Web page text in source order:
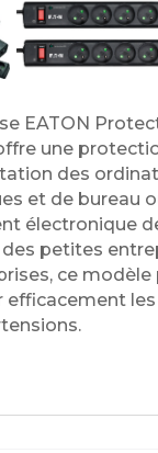
EATON
une
des
et de bureau
électronique
petites
ce
efficacement